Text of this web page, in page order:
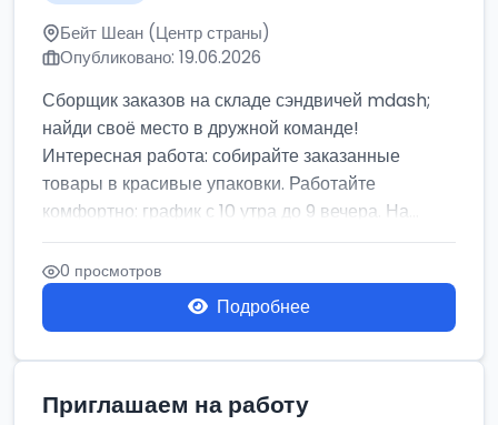
Бейт Шеан (Центр страны)
Опубликовано: 19.06.2026
Сборщик заказов на складе сэндвичей mdash;
найди своё место в дружной команде!
Интересная работа: собирайте заказанные
товары в красивые упаковки. Работайте
комфортно: график с 10 утра до 9 вечера. На...
0 просмотров
Подробнее
Приглашаем на работу